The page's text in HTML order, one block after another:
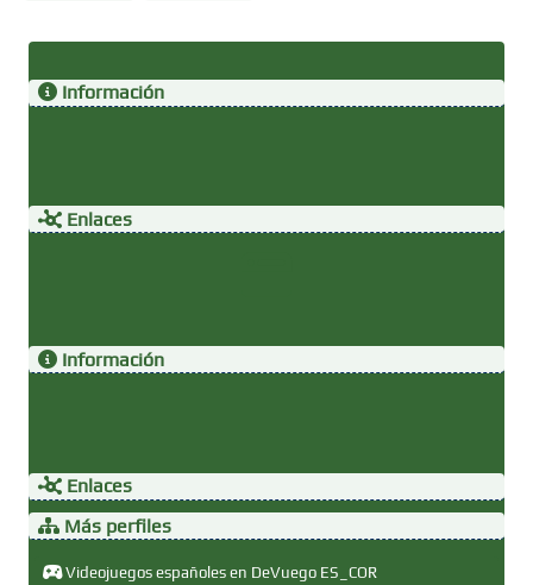
Información
Enlaces
Información
Enlaces
Más perfiles
Videojuegos españoles en DeVuego ES_COR